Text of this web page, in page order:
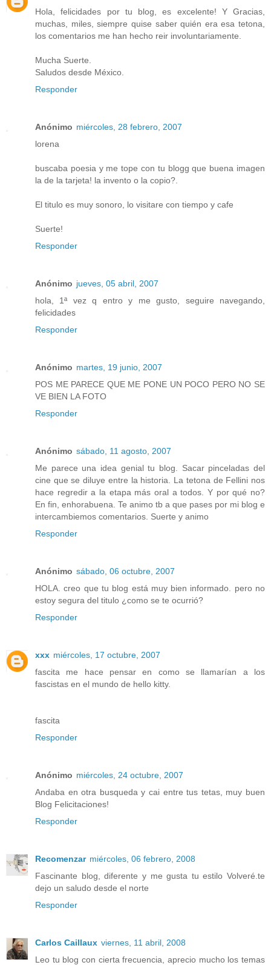
Hola, felicidades por tu blog, es excelente! Y Gracias,
muchas, miles, siempre quise saber quién era esa tetona,
los comentarios me han hecho reir involuntariamente.
Mucha Suerte.
Saludos desde México.
Responder
Anónimo miércoles, 28 febrero, 2007
lorena
buscaba poesia y me tope con tu blogg que buena imagen
la de la tarjeta! la invento o la copio?.
El titulo es muy sonoro, lo visitare con tiempo y cafe
Suerte!
Responder
Anónimo jueves, 05 abril, 2007
hola, 1ª vez q entro y me gusto, seguire navegando,
felicidades
Responder
Anónimo martes, 19 junio, 2007
POS ME PARECE QUE ME PONE UN POCO PERO NO SE
VE BIEN LA FOTO
Responder
Anónimo sábado, 11 agosto, 2007
Me parece una idea genial tu blog. Sacar pinceladas del
cine que se diluye entre la historia. La tetona de Fellini nos
hace regredir a la etapa más oral a todos. Y por qué no?
En fin, enhorabuena. Te animo tb a que pases por mi blog e
intercambiemos comentarios. Suerte y animo
Responder
Anónimo sábado, 06 octubre, 2007
HOLA. creo que tu blog está muy bien informado. pero no
estoy segura del titulo ¿como se te ocurrió?
Responder
xxx miércoles, 17 octubre, 2007
fascita me hace pensar en como se llamarían a los
fascistas en el mundo de hello kitty.
fascita
Responder
Anónimo miércoles, 24 octubre, 2007
Andaba en otra busqueda y cai entre tus tetas, muy buen
Blog Felicitaciones!
Responder
Recomenzar miércoles, 06 febrero, 2008
Fascinante blog, diferente y me gusta tu estilo Volveré.te
dejo un saludo desde el norte
Responder
Carlos Caillaux viernes, 11 abril, 2008
Leo tu blog con cierta frecuencia, aprecio mucho los temas